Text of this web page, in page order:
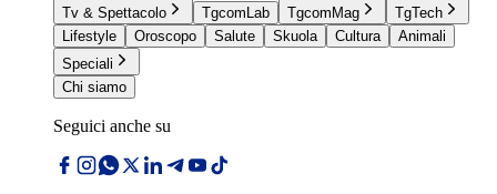
Tv & Spettacolo
TgcomLab TgcomMag
TgTech
Lifestyle
Oroscopo Salute Skuola Cultura
Animali
Speciali
Chi siamo
Seguici anche su